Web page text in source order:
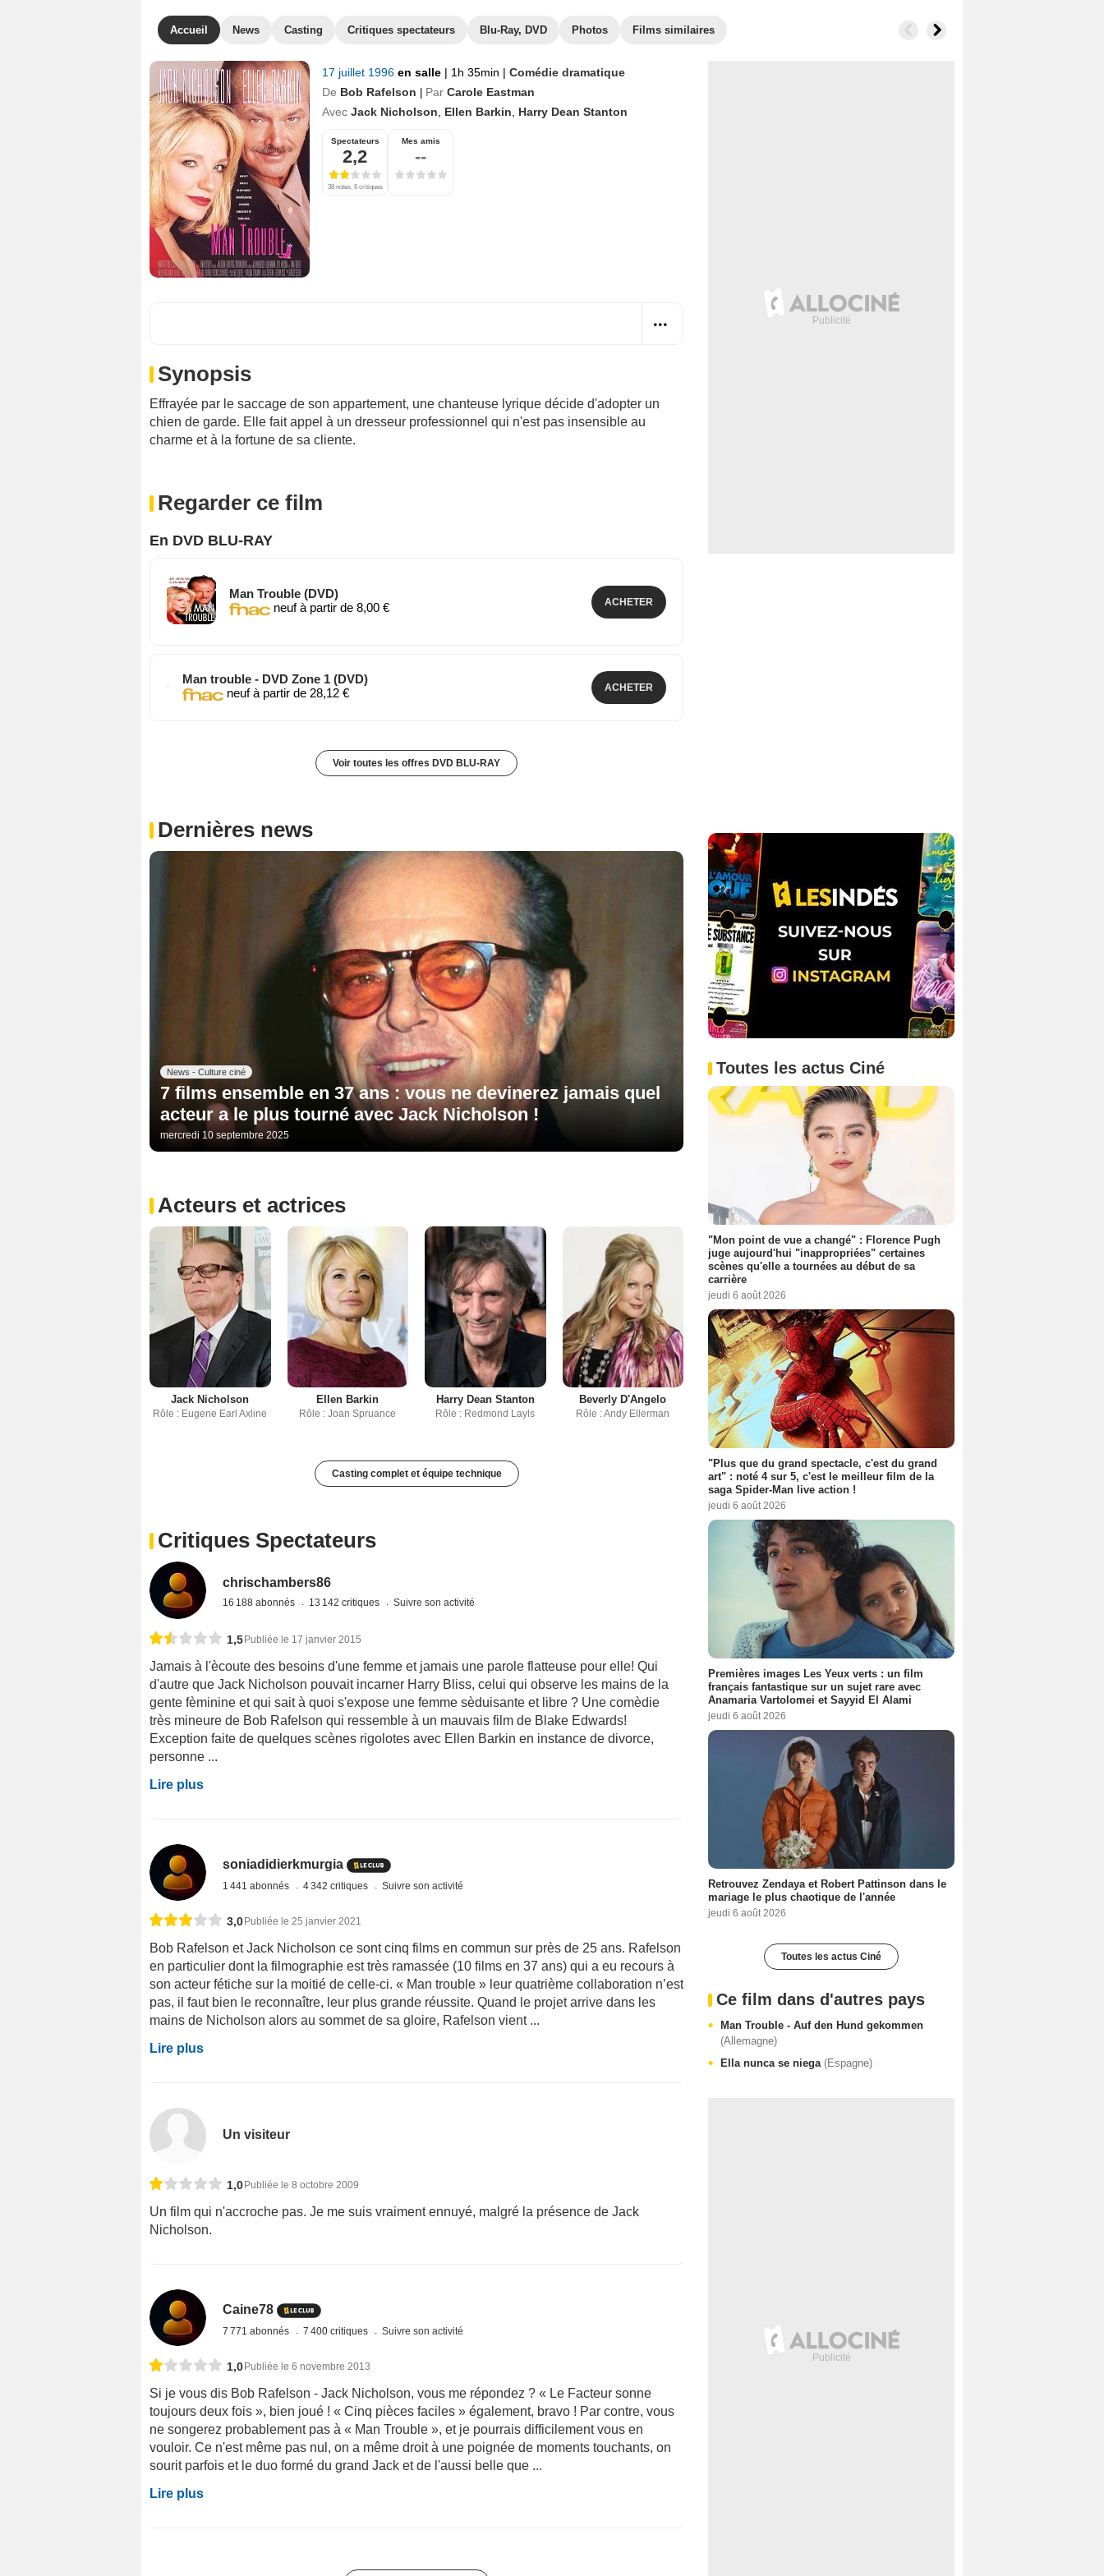
Accueil News Casting Critiques spectateurs Blu-Ray, DVD Photos Films similaires
17 juillet 1996 en salle | 1h 35min | Comédie dramatique
De Bob Rafelson Par Carole Eastman
Avec Jack Nicholson Ellen Barkin Harry Dean Stanton
Spectateurs
2,2
38 notes, 6 critiques
Mes amis
--
Synopsis
Effrayée par le saccage de son appartement, une chanteuse lyrique décide d'adopter un
chien de garde. Elle fait appel à un dresseur professionnel qui n'est pas insensible au
charme et à la fortune de sa cliente.
Regarder ce film
En DVD BLU-RAY
Man Trouble (DVD)
neuf à partir de 8,00 €
ACHETER
Man trouble - DVD Zone 1 (DVD)
neuf à partir de 28,12 €
ACHETER
Voir toutes les offres DVD BLU-RAY
Dernières news
News - Culture ciné
7 films ensemble en 37 ans : vous ne devinerez jamais quel
acteur a le plus tourné avec Jack Nicholson !
mercredi 10 septembre 2025
Acteurs et actrices
Jack Nicholson
Rôle : Eugene Earl Axline
Ellen Barkin
Rôle : Joan Spruance
Harry Dean Stanton
Rôle : Redmond Layls
Beverly D'Angelo
Rôle : Andy Ellerman
Casting complet et équipe technique
Critiques Spectateurs
chrischambers86
16 188 abonnés 13 142 critiques Suivre son activité
1,5Publiée le 17 janvier 2015
Jamais à l'ècoute des besoins d'une femme et jamais une parole flatteuse pour elle! Qui
d'autre que Jack Nicholson pouvait incarner Harry Bliss, celui qui observe les mains de la
gente fèminine et qui sait à quoi s'expose une femme sèduisante et libre ? Une comèdie
très mineure de Bob Rafelson qui ressemble à un mauvais film de Blake Edwards!
Exception faite de quelques scènes rigolotes avec Ellen Barkin en instance de divorce,
personne ...
Lire plus
soniadidierkmurgia
1 441 abonnés 4 342 critiques Suivre son activité
3,0Publiée le 25 janvier 2021
Bob Rafelson et Jack Nicholson ce sont cinq films en commun sur près de 25 ans. Rafelson
en particulier dont la filmographie est très ramassée (10 films en 37 ans) qui a eu recours à
son acteur fétiche sur la moitié de celle-ci. « Man trouble » leur quatrième collaboration n’est
pas, il faut bien le reconnaître, leur plus grande réussite. Quand le projet arrive dans les
mains de Nicholson alors au sommet de sa gloire, Rafelson vient ...
Lire plus
Un visiteur
1,0Publiée le 8 octobre 2009
Un film qui n'accroche pas. Je me suis vraiment ennuyé, malgré la présence de Jack
Nicholson.
Caine78
7 771 abonnés 7 400 critiques Suivre son activité
1,0Publiée le 6 novembre 2013
Si je vous dis Bob Rafelson - Jack Nicholson, vous me répondez ? « Le Facteur sonne
toujours deux fois », bien joué ! « Cinq pièces faciles » également, bravo ! Par contre, vous
ne songerez probablement pas à « Man Trouble », et je pourrais difficilement vous en
vouloir. Ce n'est même pas nul, on a même droit à une poignée de moments touchants, on
sourit parfois et le duo formé du grand Jack et de l'aussi belle que ...
Lire plus
Toutes les actus Ciné
"Mon point de vue a changé" : Florence Pugh
juge aujourd'hui "inappropriées" certaines
scènes qu'elle a tournées au début de sa
carrière
jeudi 6 août 2026
"Plus que du grand spectacle, c'est du grand
art" : noté 4 sur 5, c'est le meilleur film de la
saga Spider-Man live action !
jeudi 6 août 2026
Premières images Les Yeux verts : un film
français fantastique sur un sujet rare avec
Anamaria Vartolomei et Sayyid El Alami
jeudi 6 août 2026
Retrouvez Zendaya et Robert Pattinson dans le
mariage le plus chaotique de l'année
jeudi 6 août 2026
Toutes les actus Ciné
Ce film dans d'autres pays
Man Trouble - Auf den Hund gekommen
(Allemagne)
Ella nunca se niega (Espagne)